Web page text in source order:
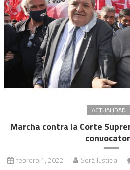
la
de
la
AFI
ACTUALIDAD
Marcha contra la Corte
febrero 1, 2022 Será Justicia